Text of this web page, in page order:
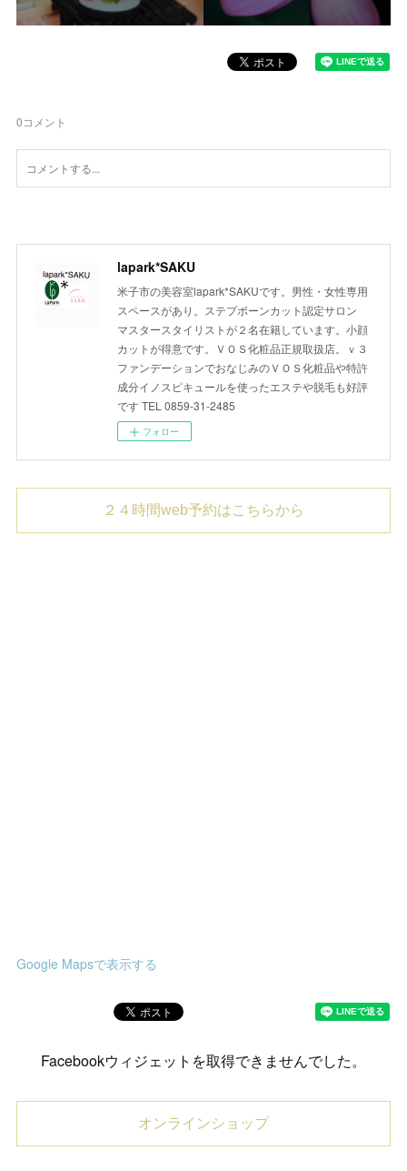
0コメント
lapark*SAKU
米子市の美容室lapark*SAKUです。男性・女性専用
スペースがあり。ステプボーンカット認定サロン
マスタースタイリストが２名在籍しています。小顔
カットが得意です。ＶＯＳ化粧品正規取扱店。ｖ３
ファンデーションでおなじみのＶＯＳ化粧品や特許
成分イノスピキュールを使ったエステや脱毛も好評
です TEL 0859-31-2485
フォロー
２４時間web予約はこちらから
Google Mapsで表示する
Facebookウィジェットを取得できませんでした。
オンラインショップ